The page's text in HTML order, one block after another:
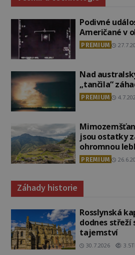
Podivné
Američané v
PREMIUM
Nad
„tančila“
PREMIUM
jsou ostatky
ohromnou
PREMIUM
Záhady historie
Rosslynská
dodnes střeží
tajemství
30.7.2026